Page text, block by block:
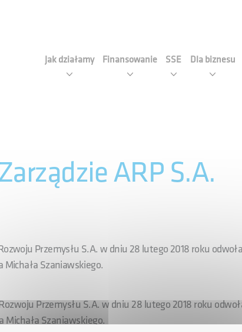
Jak działamy Finansowanie SSE Dla biznesu
ARP S.A.
Przemysłu S.A. w dniu 28 lutego 2018 roku
Michała Szaniawskiego.
Przemysłu S.A. w dniu 28 lutego 2018 roku
Michała Szaniawskiego.